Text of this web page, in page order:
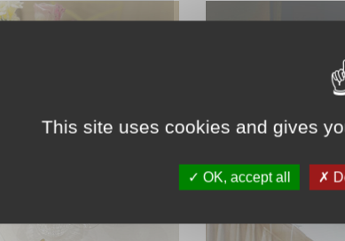
This site uses cookies and gives
OK, accept all